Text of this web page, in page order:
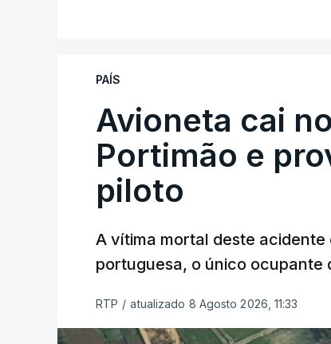
PAÍS
Avioneta cai
Portimão e
piloto
A vítima mortal deste
portuguesa, o único ocupante
RTP / atualizado 8 Agosto 2026, 11:33